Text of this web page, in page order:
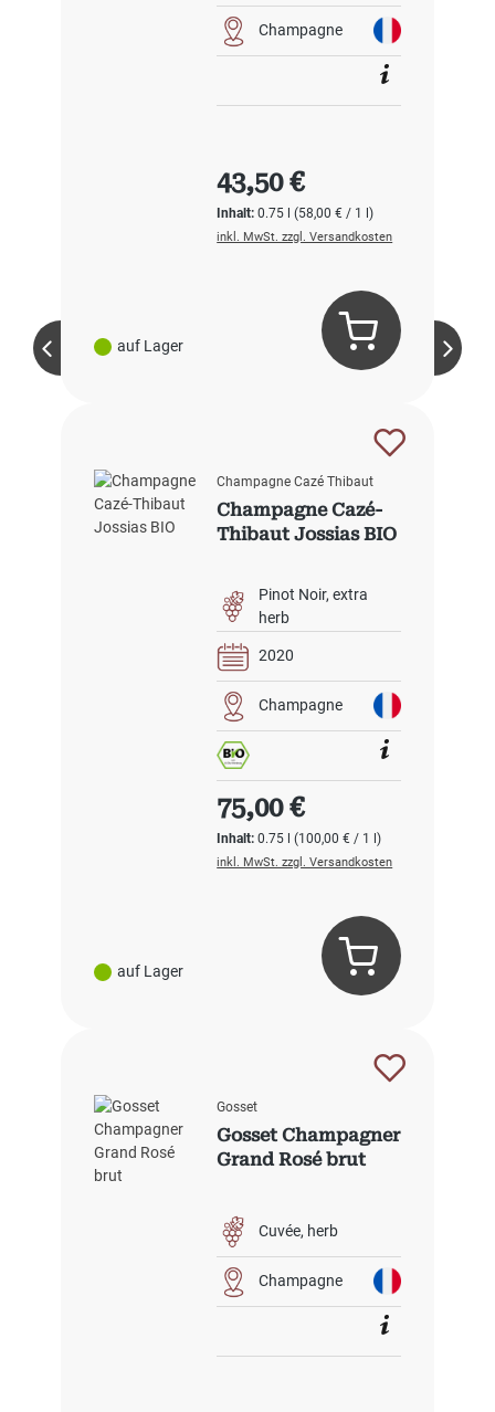
auf Lager
Champagne
Inhalt:0.75 l(58,00 € / 1 l)
Regulärer Preis:
43,50 €
inkl. MwSt. zzgl. Versandkosten
auf Lager
Champagne Cazé Thibaut
Champagne Cazé-
Thibaut Jossias BIO
Pinot Noir extra
herb
2020
Champagne
Inhalt:0.75 l(100,00 € / 1 l)
Regulärer Preis:
75,00 €
inkl. MwSt. zzgl. Versandkosten
Gosset
Gosset Champagner
Grand Rosé brut
Cuvée herb
Champagne